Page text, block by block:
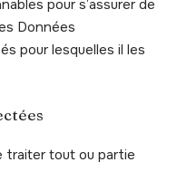
pour s’assurer de
Données
pour lesquelles il les
traiter tout ou partie